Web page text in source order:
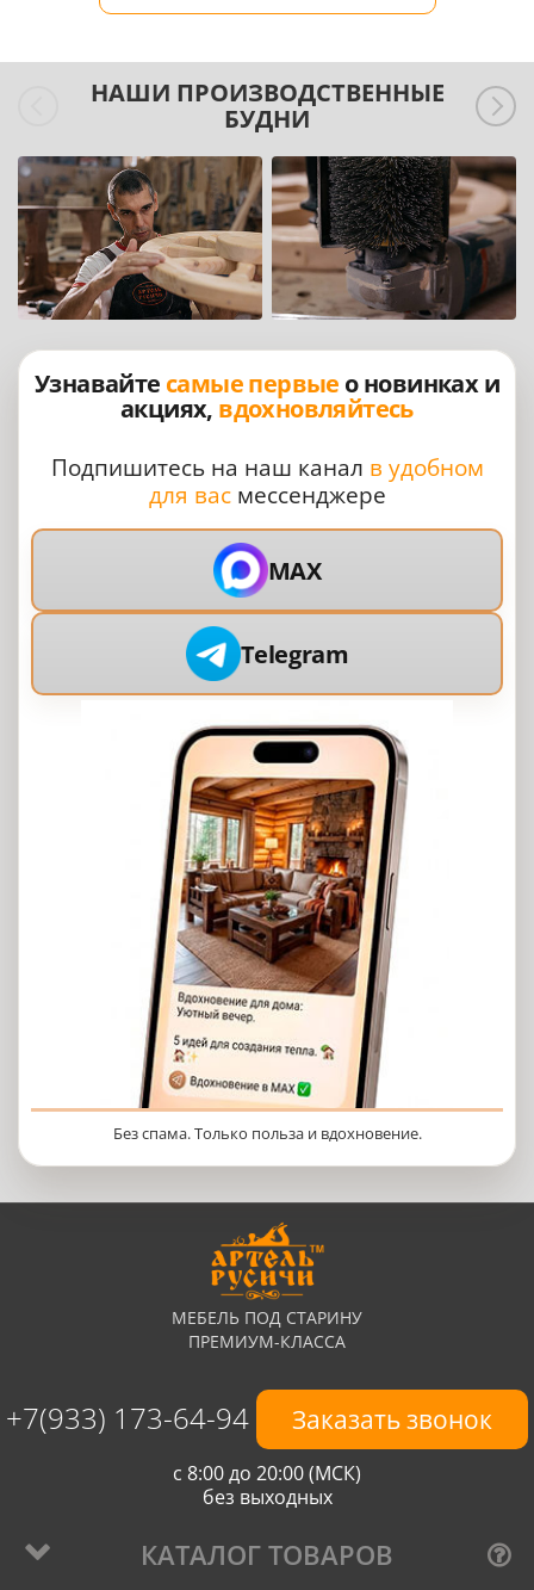
НАШИ ПРОИЗВОДСТВЕННЫЕ
БУДНИ
Узнавайте самые первые о новинках и
акциях, вдохновляйтесь
Подпишитесь на наш канал в удобном
для васмессенджере
MAX
Telegram
Без спама. Только польза и вдохновение.
МЕБЕЛЬ ПОД СТАРИНУ
ПРЕМИУМ-КЛАССА
+7(933) 173-64-94 Заказать звонок
с 8:00 до 20:00 (МСК)
без выходных
КАТАЛОГ ТОВАРОВ